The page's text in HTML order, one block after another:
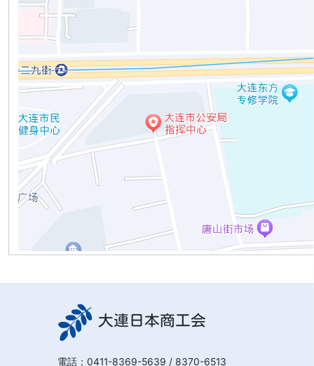
大連日本商工会
電話： 0411-8369-5639 / 8370-6513